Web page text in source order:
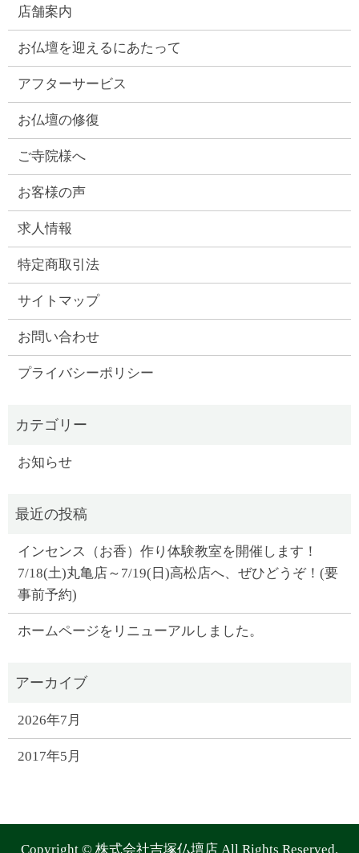
店舗案内
お仏壇を迎えるにあたって
アフターサービス
お仏壇の修復
ご寺院様へ
お客様の声
求人情報
特定商取引法
サイトマップ
お問い合わせ
プライバシーポリシー
お知らせ
インセンス（お香）作り体験教室を開催します！
7/18(土)丸亀店～7/19(日)高松店へ、ぜひどうぞ！(要
事前予約)
ホームページをリニューアルしました。
2026年7月
2017年5月
Copyright © 株式会社吉塚仏壇店 All Rights Reserved.